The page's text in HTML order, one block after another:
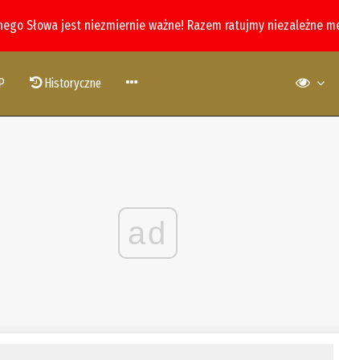
Słowa jest niezmiernie ważne! Razem ratujmy niezależne
Historyczne
ad